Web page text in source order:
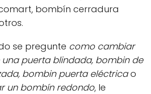
bombín cerradura
se pregunte como cambiar
puerta blindada, bombin de
bombin puerta eléctricao
un bombín redondo, le